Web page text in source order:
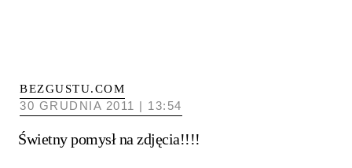
BEZGUSTU.COM
30 GRUDNIA 2011 | 13:54
Świetny pomysł na zdjęcia!!!!